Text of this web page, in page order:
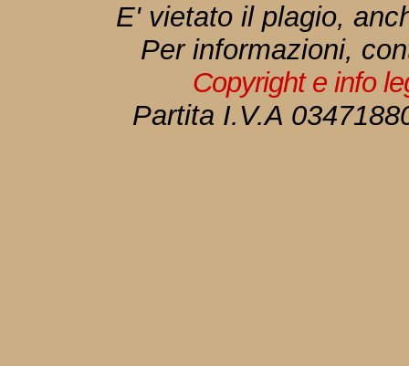
E' vietato il plagio,
Per informazioni,
Copyright e info
Partita I.V.A